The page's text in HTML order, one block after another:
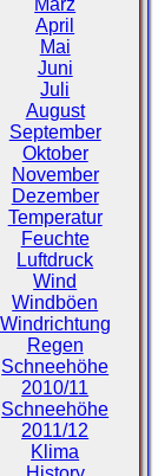
April
Mai
Juni
Juli
August
September
Oktober
November
Dezember
Temperatur
Feuchte
Luftdruck
Wind
Windböen
Windrichtung
Regen
Schneehöhe
2010/11
Schneehöhe
2011/12
Klima